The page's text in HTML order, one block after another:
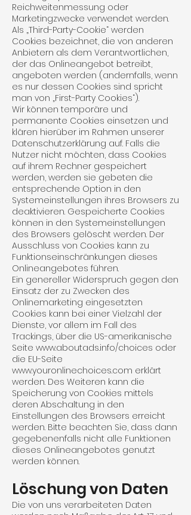
Reichweitenmessung oder
Marketingzwecke verwendet werden.
Als „Third-Party-Cookie“ werden
Cookies bezeichnet, die von anderen
Anbietern als dem Verantwortlichen,
der das Onlineangebot betreibt,
angeboten werden (andernfalls, wenn
es nur dessen Cookies sind spricht
man von „First-Party Cookies“).
Wir können temporäre und
permanente Cookies einsetzen und
klären hierüber im Rahmen unserer
Datenschutzerklärung auf. Falls die
Nutzer nicht möchten, dass Cookies
auf ihrem Rechner gespeichert
werden, werden sie gebeten die
entsprechende Option in den
Systemeinstellungen ihres Browsers zu
deaktivieren. Gespeicherte Cookies
können in den Systemeinstellungen
des Browsers gelöscht werden. Der
Ausschluss von Cookies kann zu
Funktionseinschränkungen dieses
Onlineangebotes führen.
Ein genereller Widerspruch gegen den
Einsatz der zu Zwecken des
Onlinemarketing eingesetzten
Cookies kann bei einer Vielzahl der
Dienste, vor allem im Fall des
Trackings, über die US-amerikanische
Seite www.aboutads.info/choices oder
die EU-Seite
www.youronlinechoices.com erklärt
werden. Des Weiteren kann die
Speicherung von Cookies mittels
deren Abschaltung in den
Einstellungen des Browsers erreicht
werden. Bitte beachten Sie, dass dann
gegebenenfalls nicht alle Funktionen
dieses Onlineangebotes genutzt
werden können.
Löschung von Daten
Die von uns verarbeiteten Daten